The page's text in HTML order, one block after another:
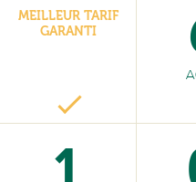
MEILLEUR TARIF
GARANTI